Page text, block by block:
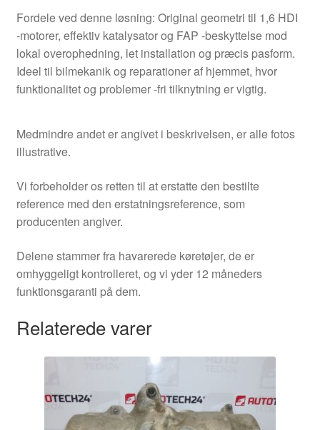
Fordele ved denne løsning: Original geometri til 1,6 HDI
-motorer, effektiv katalysator og FAP -beskyttelse mod
lokal overophedning, let installation og præcis pasform.
Ideel til bilmekanik og reparationer af hjemmet, hvor
funktionalitet og problemer -fri tilknytning er vigtig.
Medmindre andet er angivet i beskrivelsen, er alle fotos
illustrative.
Vi forbeholder os retten til at erstatte den bestilte
reference med den erstatningsreference, som
producenten angiver.
Delene stammer fra havarerede køretøjer, de er
omhyggeligt kontrolleret, og vi yder 12 måneders
funktionsgaranti på dem.
Relaterede varer